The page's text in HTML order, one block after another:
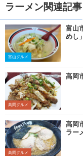
ラーメン関連記事
富山グルメ
富山
めし
高岡グルメ
高岡
高岡グルメ
高岡
ラー